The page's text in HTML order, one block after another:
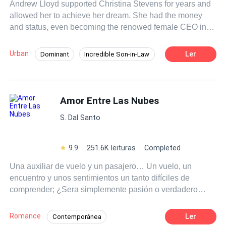
Andrew Lloyd supported Christina Stevens for years and
allowed her to achieve her dream. She had the money
and status, even becoming the renowed female CEO in
day for her company, Christina heartlessly broke their
engagement, dismissing Andrew for being too ordinary.
did they know… As the old leaders stepped down, new
ones would emerge. However, only one would truly rise
Urban Dominant Incredible Son-in-Law
Drama Contemporary
Ler
Amor Entre Las Nubes
S. Dal Santo
9.9 251.6K leituras Completed
Una auxiliar de vuelo y un pasajero… Un vuelo, un
encuentro y unos sentimientos un tanto difíciles de
comprender; ¿Sera simplemente pasión o verdadero
juntos su mundo vuelve a girar. No solo el pasado de
Romance Contemporánea Ler